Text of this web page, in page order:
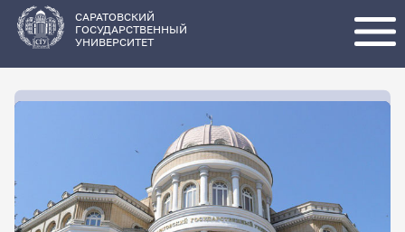
основному
содержанию
САРАТОВСКИЙ
ГОСУДАРСТВЕННЫЙ
УНИВЕРСИТЕТ